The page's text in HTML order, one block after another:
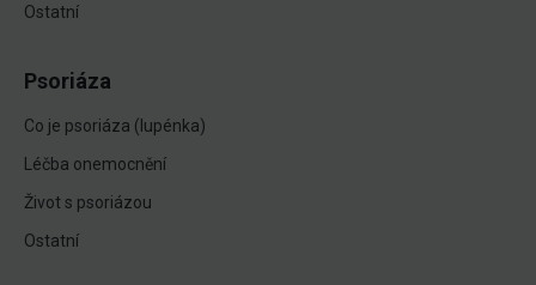
Ostatní
Psoriáza
Co je psoriáza (lupénka)
Léčba onemocnění
Život s psoriázou
Ostatní